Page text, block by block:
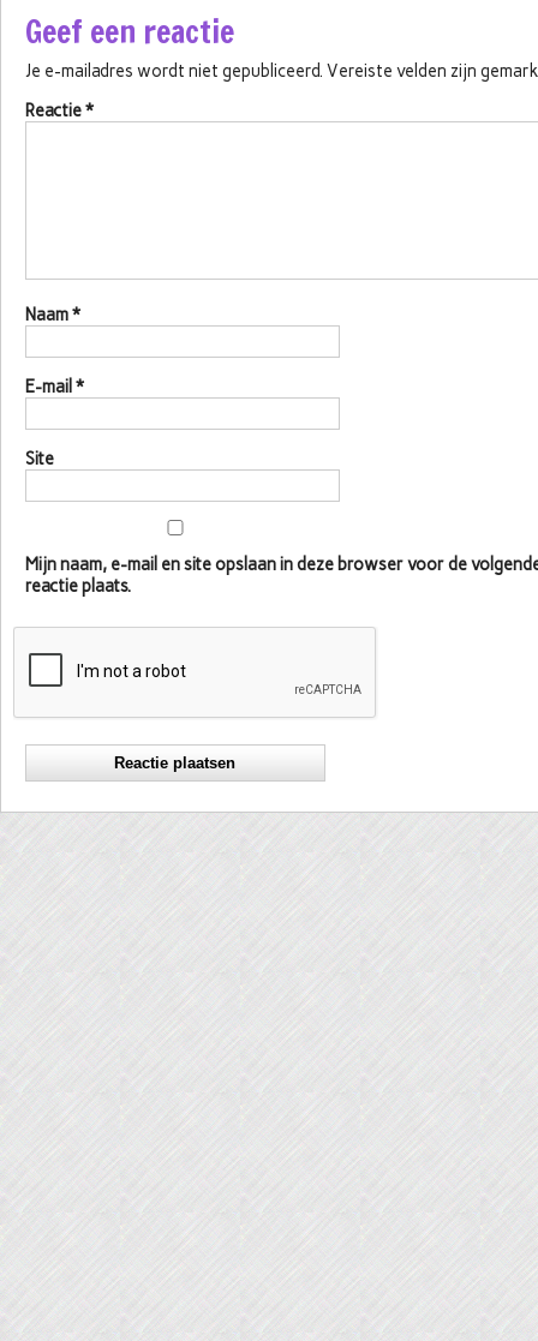
Geef een reactie
Je e-mailadres wordt niet gepubliceerd. Vereiste velden zijn
Reactie*
Naam*
E-mail *
Site
Mijn naam, e-mail en site opslaan in deze browser voor de
reactie plaats.